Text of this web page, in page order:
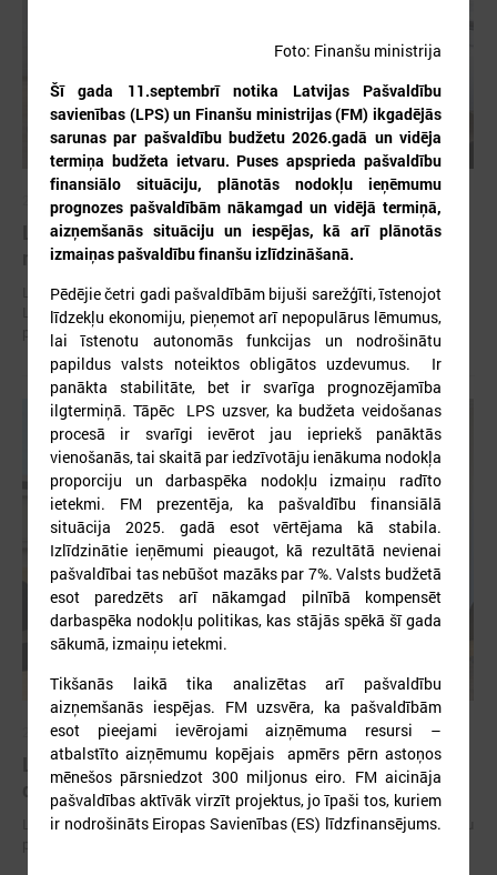
Latvijas Pašvaldību savienības un Iekšlietu
ministrijas sarunas
Latvijas Pašvaldību savienība aicina piedalīties Iekšlietu ministrijas un
Latvijas Pašvaldību savienības sarunās, kas notiks šī gada 5. augustā
plkst. 14:30 LPS 4. stāva zālē (Mazā Pils iela 1, Rīga).
2026. gada 15. jūlijs
LPS: Interaktīvā karte vienkopus parāda plašu un
detalizētu informāciju par skolu tīklu Latvijā
LPS: Interaktīvā karte vienkopus parāda plašu un detalizētu informāciju
Foto: Finanšu ministrija
Šī gada 11.septembrī notika Latvijas Pašvaldību
savienības (LPS) un Finanšu ministrijas (FM) ikgadējās
sarunas par pašvaldību budžetu 2026.gadā un vidēja
termiņa budžeta ietvaru. Puses apsprieda pašvaldību
finansiālo situāciju, plānotās nodokļu ieņēmumu
prognozes pašvaldībām nākamgad un vidējā termiņā,
aizņemšanās situāciju un iespējas, kā arī plānotās
izmaiņas pašvaldību finanšu izlīdzināšanā.
Pēdējie četri gadi pašvaldībām bijuši sarežģīti, īstenojot
līdzekļu ekonomiju, pieņemot arī nepopulārus lēmumus,
lai īstenotu autonomās funkcijas un nodrošinātu
papildus valsts noteiktos obligātos uzdevumus. Ir
panākta stabilitāte, bet ir svarīga prognozējamība
ilgtermiņā. Tāpēc LPS uzsver, ka budžeta veidošanas
procesā ir svarīgi ievērot jau iepriekš panāktās
vienošanās, tai skaitā par iedzīvotāju ienākuma nodokļa
proporciju un darbaspēka nodokļu izmaiņu radīto
ietekmi. FM prezentēja, ka pašvaldību finansiālā
situācija 2025. gadā esot vērtējama kā stabila.
Izlīdzinātie ieņēmumi pieaugot, kā rezultātā nevienai
pašvaldībai tas nebūšot mazāks par 7%. Valsts budžetā
esot paredzēts arī nākamgad pilnībā kompensēt
darbaspēka nodokļu politikas, kas stājās spēkā šī gada
sākumā, izmaiņu ietekmi.
Tikšanās laikā tika analizētas arī pašvaldību
aizņemšanās iespējas. FM uzsvēra, ka pašvaldībām
esot pieejami ievērojami aizņēmuma resursi –
atbalstīto aizņēmumu kopējais apmērs pērn astoņos
mēnešos pārsniedzot 300 miljonus eiro. FM aicināja
pašvaldības aktīvāk virzīt projektus, jo īpaši tos, kuriem
ir nodrošināts Eiropas Savienības (ES) līdzfinansējums.